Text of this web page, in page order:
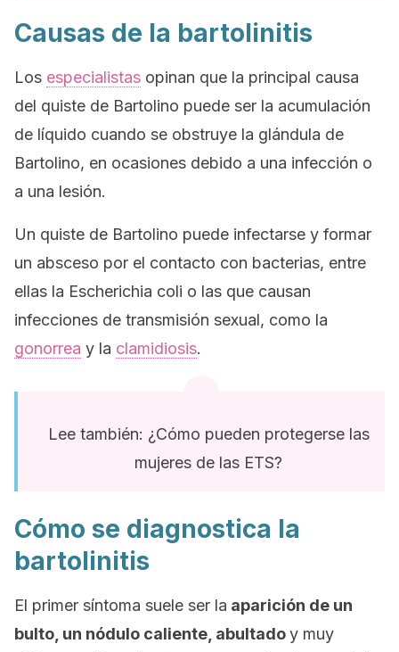
Causas de la bartolinitis
Los especialistas opinan que la principal causa
del quiste de Bartolino puede ser la acumulación
de líquido cuando se obstruye la glándula de
Bartolino, en ocasiones debido a una infección o
a una lesión.
Un quiste de Bartolino puede infectarse y formar
un absceso por el contacto con bacterias, entre
ellas la Escherichia coli o las que causan
infecciones de transmisión sexual, como la
gonorrea y la clamidiosis.
Lee también: ¿Cómo pueden protegerse las
mujeres de las ETS?
Cómo se diagnostica la
bartolinitis
El primer síntoma suele ser la aparición de un
bulto, un nódulo caliente, abultadoy muy